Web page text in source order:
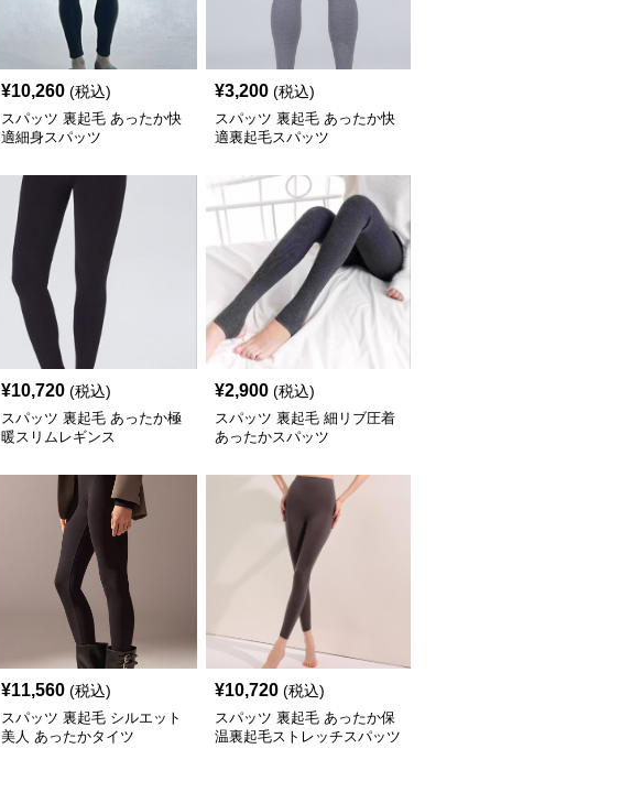
¥10,260 (税込)
スパッツ 裏起毛 あったか快
適細身スパッツ
¥3,200 (税込)
スパッツ 裏起毛 あったか快
適裏起毛スパッツ
¥10,720 (税込)
スパッツ 裏起毛 あったか極
暖スリムレギンス
¥2,900 (税込)
スパッツ 裏起毛 細リブ圧着
あったかスパッツ
¥11,560 (税込)
スパッツ 裏起毛 シルエット
美人 あったかタイツ
¥10,720 (税込)
スパッツ 裏起毛 あったか保
温裏起毛ストレッチスパッツ